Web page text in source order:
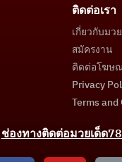
ติดต่อเรา
เกี่ยวกับมว
สมัครงาน
ติดต่อโฆษ
Privacy
Terms
ช่องทางติดต่อมวยเด็ด